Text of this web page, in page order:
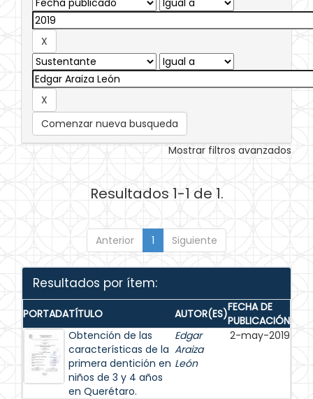
Comenzar nueva busqueda
Mostrar filtros avanzados
Resultados 1-1 de 1.
Anterior 1 Siguiente
Resultados por ítem:
PORTADATÍTULO AUTOR(ES)FECHA DE
PUBLICACIÓN
Obtención de las
características de la
primera dentición en
niños de 3 y 4 años
en Querétaro.
Edgar
Araiza
León
2-may-2019